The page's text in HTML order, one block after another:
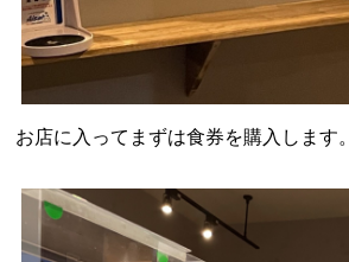
お店に入ってまずは食券を購入します。